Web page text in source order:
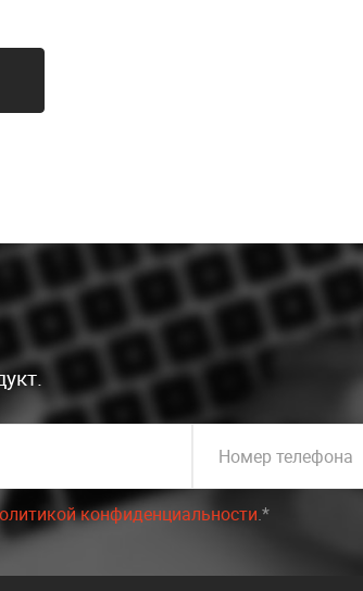
Номер телефона
конфиденциальности.*